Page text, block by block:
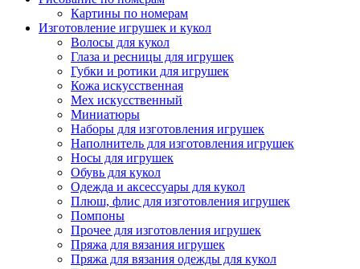
Картины по номерам
Изготовление игрушек и кукол
Волосы для кукол
Глаза и ресницы для игрушек
Губки и ротики для игрушек
Кожа искусственная
Мех искусственный
Миниатюры
Наборы для изготовления игрушек
Наполнитель для изготовления игрушек
Носы для игрушек
Обувь для кукол
Одежда и аксессуары для кукол
Плюш, флис для изготовления игрушек
Помпоны
Прочее для изготовления игрушек
Пряжа для вязания игрушек
Пряжа для вязания одежды для кукол